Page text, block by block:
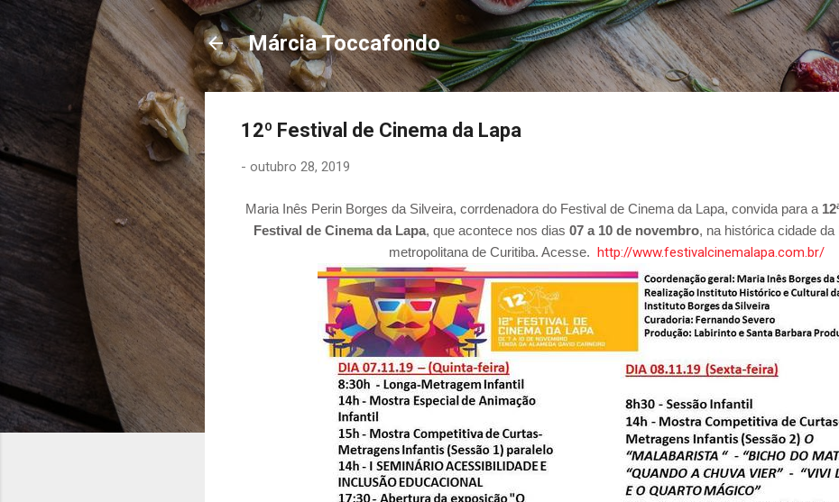
Pular para o conteúdo principal
Márcia Toccafondo
12º Festival de Cinema da Lapa
- outubro 28, 2019
Maria Inês Perin Borges da Silveira, corrdenadora do Festival de Cinema da Lapa, convida para a
Festival de Cinema da Lapa, que acontece nos dias 07 a 10 de novembro, na histórica cidade
metropolitana de Curitiba. Acesse. http://www.festivalcinemalapa.com.br/